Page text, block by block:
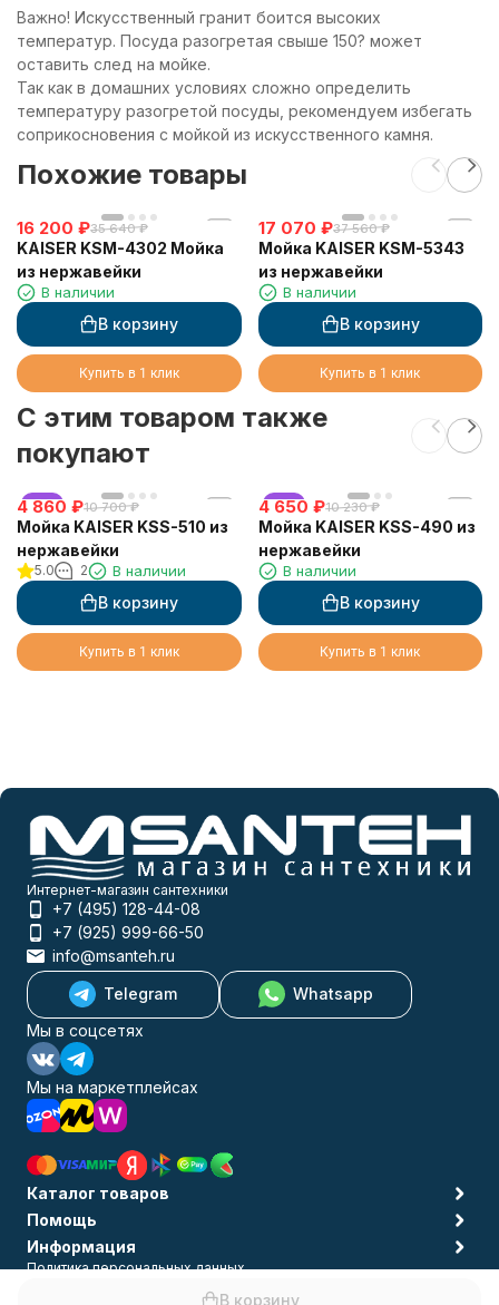
В корзину
Важно! Искусственный гранит боится высоких
температур. Посуда разогретая свыше 150? может
оставить след на мойке.
Так как в домашних условиях сложно определить
температуру разогретой посуды, рекомендуем избегать
соприкосновения с мойкой из искусственного камня.
Похожие товары
16 200 ₽35 640 ₽
KAISER KSM-4302 Мойка
из нержавейки
В наличии
В корзину
Купить в 1 клик
17 070 ₽37 560 ₽
Мойка KAISER KSM-5343
из нержавейки
В наличии
В корзину
Купить в 1 клик
C этим товаром также
покупают
хит
4 860 ₽10 700 ₽
Мойка KAISER KSS-510 из
нержавейки
5.0 2 В наличии
В корзину
Купить в 1 клик
хит
4 650 ₽10 230 ₽
Мойка KAISER KSS-490 из
нержавейки
В наличии
В корзину
Купить в 1 клик
Интернет-магазин сантехники
+7 (495) 128-44-08
+7 (925) 999-66-50
info@msanteh.ru
Telegram
Whatsapp
Мы в соцсетях
Мы на маркетплейсах
Каталог товаров
Помощь
Информация
Политика персональных данных